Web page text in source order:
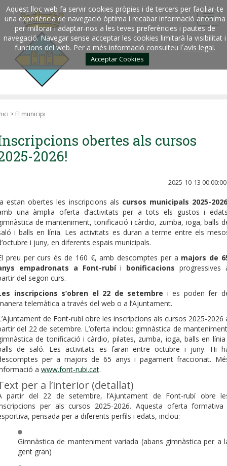
Aquest lloc web fa servir cookies pròpies i de tercers per faciliar-te
una experiència de navegació òptima i recabar informació anònima
per millorar i adaptar-nos a les teves preferències i pautes de
navegació. Navegar sense acceptar les cookies limitarà la visibilitat i
funcions del web. Per a més informació consulteu l´avis legal.
Acceptar Cookies
> El municipi
obertes als cursos
2026!
2025-10-13 00:00:00
estan obertes les inscripcions als cursos municipals 2025-2026
una àmplia oferta d’activitats per a tots els gustos i
de manteniment, tonificació i càrdio, zumba, ioga, balls
i balls en línia. Les activitats es duran a terme entre els
i juny, en diferents espais municipals.
preu per curs és de 160 €, amb descomptes per a majors de
empadronats a Font-rubíi bonificacions progressives
del segon curs.
inscripcions s’obren el 22 de setembre i es poden fer
telemàtica a través del web o a l’Ajuntament.
de Font-rubí obre les inscripcions als cursos 2025-2026
del 22 de setembre. L’oferta inclou: gimnàstica de
de tonificació i càrdio, pilates, zumba, ioga, balls en
de saló. Les activitats es faran entre octubre i juny. Hi
per a majors de 65 anys i pagament fraccionat.
a www.font-rubi.cat.
per a l’interior (detallat)
partir del 22 de setembre, l’Ajuntament de Font-rubí obre
per als cursos 2025-2026. Aquesta oferta
pensada per a diferents perfils i edats, inclou:
Gimnàstica de manteniment variada (abans gimnàstica per a
gent gran)